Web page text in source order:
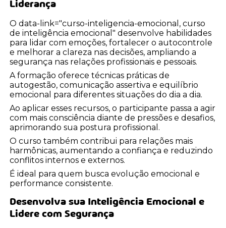
Liderança
O data-link="curso-inteligencia-emocional, curso
de inteligência emocional" desenvolve habilidades
para lidar com emoções, fortalecer o autocontrole
e melhorar a clareza nas decisões, ampliando a
segurança nas relações profissionais e pessoais.
A formação oferece técnicas práticas de
autogestão, comunicação assertiva e equilíbrio
emocional para diferentes situações do dia a dia.
Ao aplicar esses recursos, o participante passa a agir
com mais consciência diante de pressões e desafios,
aprimorando sua postura profissional.
O curso também contribui para relações mais
harmônicas, aumentando a confiança e reduzindo
conflitos internos e externos.
É ideal para quem busca evolução emocional e
performance consistente.
Desenvolva sua Inteligência Emocional e
Lidere com Segurança